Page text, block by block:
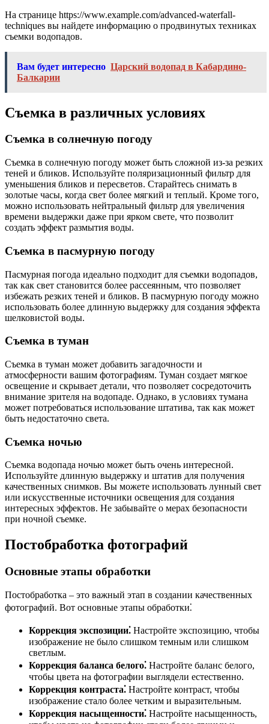
На странице https://www.example.com/advanced-waterfall-
techniques вы найдете информацию о продвинутых техниках
съемки водопадов.
Вам будет интересно Царский водопад в Кабардино-
Балкарии
Съемка в различных условиях
Съемка в солнечную погоду
Съемка в солнечную погоду может быть сложной из-за резких
теней и бликов. Используйте поляризационный фильтр для
уменьшения бликов и пересветов. Старайтесь снимать в
золотые часы, когда свет более мягкий и теплый. Кроме того,
можно использовать нейтральный фильтр для увеличения
времени выдержки даже при ярком свете, что позволит
создать эффект размытия воды.
Съемка в пасмурную погоду
Пасмурная погода идеально подходит для съемки водопадов,
так как свет становится более рассеянным, что позволяет
избежать резких теней и бликов. В пасмурную погоду можно
использовать более длинную выдержку для создания эффекта
шелковистой воды.
Съемка в туман
Съемка в туман может добавить загадочности и
атмосферности вашим фотографиям. Туман создает мягкое
освещение и скрывает детали, что позволяет сосредоточить
внимание зрителя на водопаде. Однако, в условиях тумана
может потребоваться использование штатива, так как может
быть недостаточно света.
Съемка ночью
Съемка водопада ночью может быть очень интересной.
Используйте длинную выдержку и штатив для получения
качественных снимков. Вы можете использовать лунный свет
или искусственные источники освещения для создания
интересных эффектов. Не забывайте о мерах безопасности
при ночной съемке.
Постобработка фотографий
Основные этапы обработки
Постобработка – это важный этап в создании качественных
фотографий. Вот основные этапы обработки⁚
Коррекция экспозиции⁚ Настройте экспозицию, чтобы
изображение не было слишком темным или слишком
светлым.
Коррекция баланса белого⁚ Настройте баланс белого,
чтобы цвета на фотографии выглядели естественно.
Коррекция контраста⁚ Настройте контраст, чтобы
изображение стало более четким и выразительным.
Коррекция насыщенности⁚ Настройте насыщенность,